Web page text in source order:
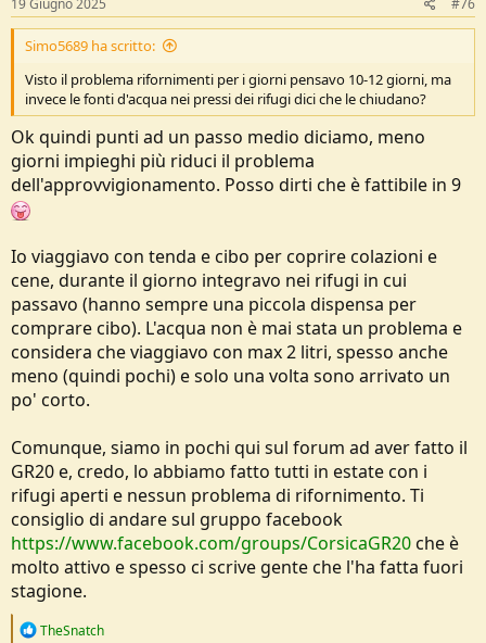
Simo5689 ha scritto:
Visto il problema rifornimenti per i giorni pensavo 10-12 giorni, ma
invece le fonti d'acqua nei pressi dei rifugi dici che le chiudano?
Ok quindi punti ad un passo medio diciamo, meno
giorni impieghi più riduci il problema
dell'approvvigionamento. Posso dirti che è fattibile in 9
Io viaggiavo con tenda e cibo per coprire colazioni e
cene, durante il giorno integravo nei rifugi in cui
passavo (hanno sempre una piccola dispensa per
comprare cibo). L'acqua non è mai stata un problema e
considera che viaggiavo con max 2 litri, spesso anche
meno (quindi pochi) e solo una volta sono arrivato un
po' corto.
Comunque, siamo in pochi qui sul forum ad aver fatto il
GR20 e, credo, lo abbiamo fatto tutti in estate con i
rifugi aperti e nessun problema di rifornimento. Ti
consiglio di andare sul gruppo facebook
https://www.facebook.com/groups/CorsicaGR20che è
molto attivo e spesso ci scrive gente che l'ha fatta fuori
stagione.
R
TheSnatch